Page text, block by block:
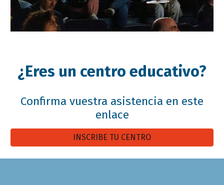
¿Eres un centro educativo?
Confirma vuestra asistencia en este
enlace
INSCRIBE TU CENTRO